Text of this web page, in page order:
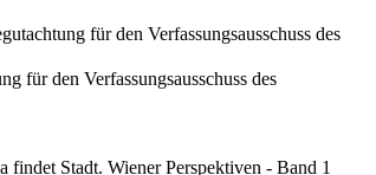
für den Verfassungsausschuss des
für den Verfassungsausschuss des
Stadt. Wiener Perspektiven - Band 1